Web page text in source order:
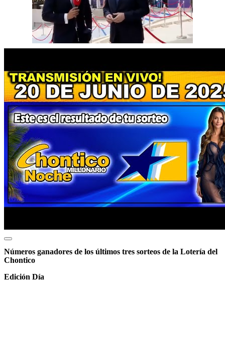
Números ganadores de los últimos tres sorteos de la Lotería del
Chontico
Edición Día